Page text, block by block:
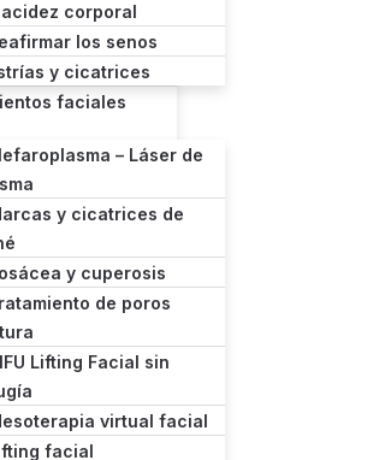
corporal
los senos
y cicatrices
faciales
– Láser de
y cicatrices de
y cuperosis
de poros
Lifting Facial sin
virtual facial
facial